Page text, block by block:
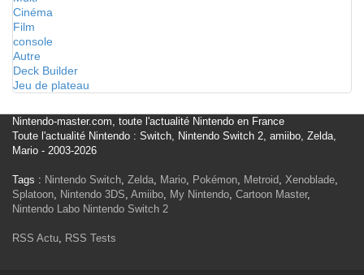
Cinéma
Film
console
Autre
Deck Builder
Jeu de plateau
Nintendo-master.com, toute l'actualité Nintendo en France
Toute l'actualité Nintendo : Switch, Nintendo Switch 2, amiibo, Zelda,
Mario - 2003-2026
Tags : Nintendo Switch, Zelda, Mario, Pokémon, Metroid, Xenoblade,
Splatoon, Nintendo 3DS, Amiibo, My Nintendo, Cartoon Master,
Nintendo Labo Nintendo Switch 2
RSS Actu, RSS Tests